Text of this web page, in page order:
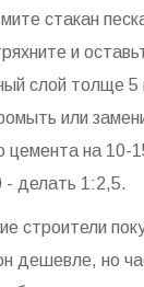
стакан
и
слой толще 5
или
цемента на 10-
делать 1:2,5.
строители
дешевле, но